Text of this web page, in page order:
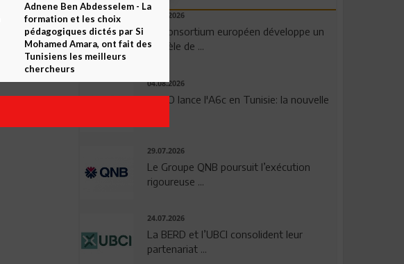
06.08.2026
Un consortium européen développe un
modèle de ...
04.08.2026
OPPO lance l'A6c en Tunisie: la nouvelle
29.07.2026
Le Groupe QNB poursuit l’exécution
rigoureuse ...
24.07.2026
La BERD et l’UBCI consolident leur
partenariat ...
Adnene Ben Abdesselem - La
formation et les choix
pédagogiques dictés par Si
Mohamed Amara, ont fait des
Tunisiens les meilleurs
chercheurs